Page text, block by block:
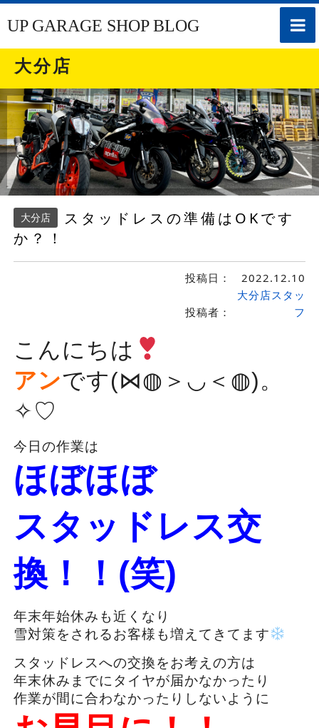
toggle
UP GARAGE SHOP BLOG
大分店
大分店
スタッドレスの準備はOKです
か？！
投稿日： 2022.12.10
投稿者：
大分店スタッ
フ
こんにちは
アンです(⋈◍＞◡＜◍)。
✧♡
今日の作業は
ほぼほぼ
スタッドレス交
換！！(笑)
年末年始休みも近くなり
雪対策をされるお客様も増えてきてます
スタッドレスへの交換をお考えの方は
年末休みまでにタイヤが届かなかったり
作業が間に合わなかったりしないように